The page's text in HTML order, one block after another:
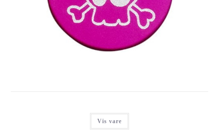
IMARC SMALL PINK CIRCLE, CARTOON STYLE SKULL &
CROSSBONES
Login for at se priser
Vis vare